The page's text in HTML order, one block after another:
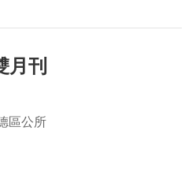
月刊
區公所